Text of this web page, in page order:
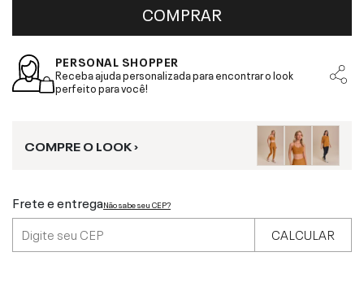
COMPRAR
PERSONAL SHOPPER
Receba ajuda personalizada para encontrar o look
perfeito para você!
COMPRE O LOOK ›
Frete e entregaNão sabe seu CEP?
CALCULAR